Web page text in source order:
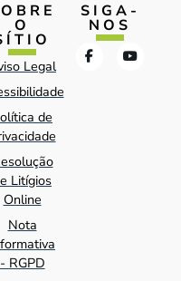
O
Legal
de
Litígios
Online
Nota
- RGPD
SIGA-
NOS